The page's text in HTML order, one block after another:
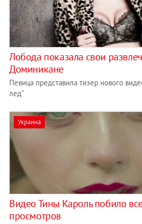
Лобода показала свои
Доминикане
Певица представила тизер нового
лед"
Украина
Видео Тины Кароль побило
просмотров